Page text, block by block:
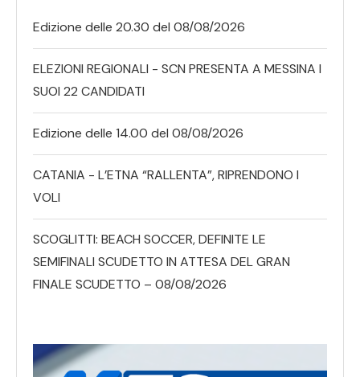
Edizione delle 20.30 del 08/08/2026
ELEZIONI REGIONALI - SCN PRESENTA A MESSINA I
SUOI 22 CANDIDATI
Edizione delle 14.00 del 08/08/2026
CATANIA - L’ETNA “RALLENTA”, RIPRENDONO I
VOLI
SCOGLITTI: BEACH SOCCER, DEFINITE LE
SEMIFINALI SCUDETTO IN ATTESA DEL GRAN
FINALE SCUDETTO – 08/08/2026